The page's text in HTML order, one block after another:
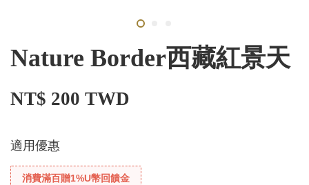
Nature Border西藏紅景天
NT$ 200 TWD
適用優惠
消費滿百贈1%U幣回饋金